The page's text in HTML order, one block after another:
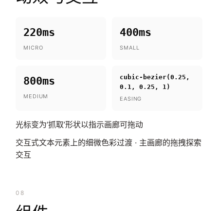
220ms
MICRO
400ms
SMALL
800ms
MEDIUM
cubic-bezier(0.25,
0.1, 0.25, 1)
EASING
光标变为‘抓取’形状以指示画廊可拖动
交互式文本元素上的细微色彩过渡 · 主画廊的拖拽探索
交互
08